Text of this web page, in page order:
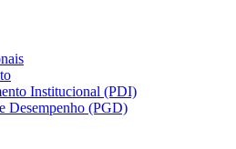
Institucional (PDI)
Desempenho (PGD)